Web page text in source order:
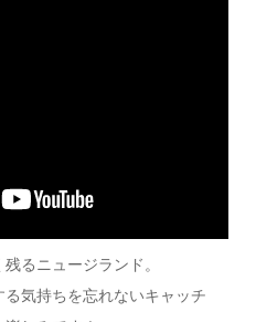
るニュージランド。
気持ちを忘れないキャッチ